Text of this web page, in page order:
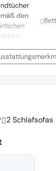
den
2 Schlafsofas